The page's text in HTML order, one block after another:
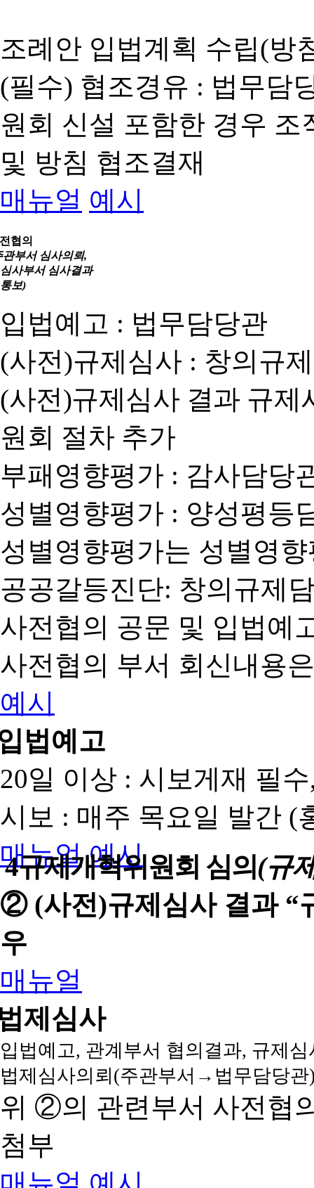
조례안 입법계획 수립(방
(필수) 협조경유 : 법무담
원회 신설 포함한 경우
및 방침 협조결재
매뉴얼 예시
협의
관부서 심사의뢰,
심사부서 심사결과
통보)
입법예고 : 법무담당관
(사전)규제심사 : 창의규
(사전)규제심사 결과 규
원회 절차 추가
부패영향평가 : 감사담당
성별영향평가 : 양성평등
성별영향평가는 성별영
공공갈등진단: 창의규제
사전협의 공문 및 입법예
사전협의 부서 회신내용
예시
법예고
20일 이상 : 시보게재 필
시보 : 매주 목요일 발간 (
매뉴얼 예시
4규제개혁위원회 심의(규
② (사전)규제심사 결과 “
우
매뉴얼
제심사
입법예고, 관계부서 협의결과, 규제
법제심사의뢰(주관부서→법무담당
위 ②의 관련부서 사전협
첨부